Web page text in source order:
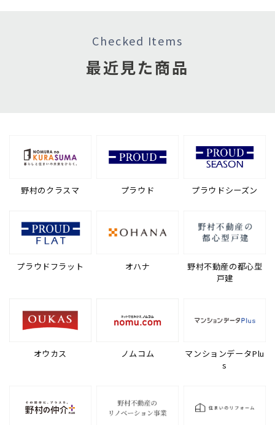
Checked Items
最近見た商品
野村のクラスマ プラウド プラウドシーズン
プラウドフラット オハナ
野村不動産の都心型
戸建
オウカス ノムコム
マンションデータPlu
s